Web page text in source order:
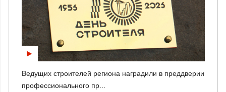
Ведущих строителей региона наградили в преддверии
профессионального пр...